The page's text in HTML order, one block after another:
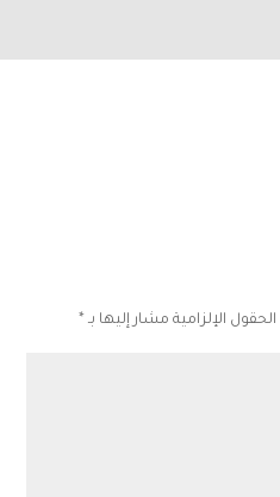
الحقول الإلزامية مشار إليها بـ *